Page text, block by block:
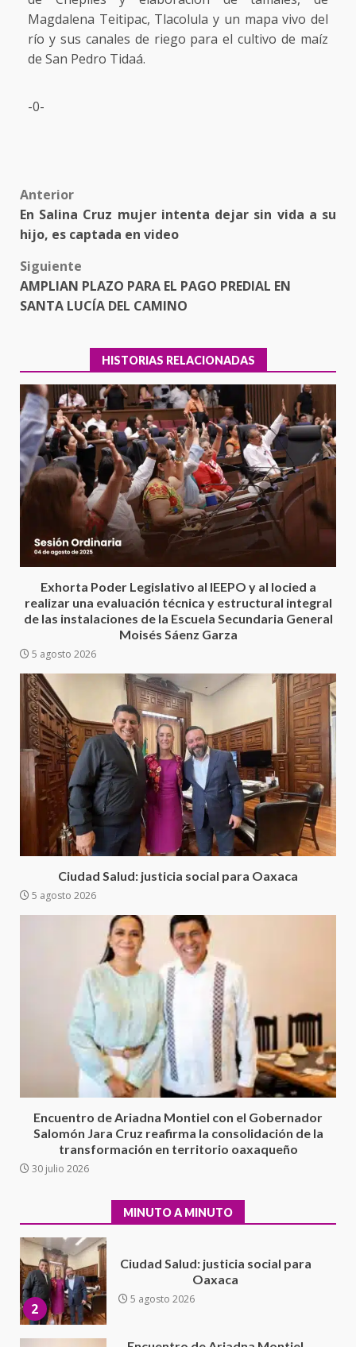
Magdalena Teitipac, Tlacolula y un mapa vivo del
río y sus canales de riego para el cultivo de maíz
de San Pedro Tidaá.
-0-
Post
navigation
Anterior
En Salina Cruz mujer intenta dejar sin vida a su
hijo, es captada en video
Siguiente
AMPLIAN PLAZO PARA EL PAGO PREDIAL EN
SANTA LUCÍA DEL CAMINO
HISTORIAS RELACIONADAS
Exhorta Poder Legislativo al IEEPO y al Iocied a
realizar una evaluación técnica y estructural integral
de las instalaciones de la Escuela Secundaria General
Moisés Sáenz Garza
5 agosto 2026
Ciudad Salud: justicia social para Oaxaca
5 agosto 2026
Encuentro de Ariadna Montiel con el Gobernador
Salomón Jara Cruz reafirma la consolidación de la
transformación en territorio oaxaqueño
30 julio 2026
MINUTO A MINUTO
3
Encuentro de Ariadna Montiel
con el Gobernador Salomón Jara
Cruz reafirma la consolidación
de la transformación en
territorio oaxaqueño
30 julio 2026
4
Juan Mazatlán
20 julio 2026
5
Sanciona Municipio de Oaxaca
de Juárez caso de maltrato
animal tras denuncia ciudadana
16 julio 2026
Detienen a Ernesto Ruffo en Baja
California; FGR lo investiga por
presuntos delitos de
16 julio 2026
Sin paso carretera Oaxaca-
Cuacnopalan
26 junio 2026
Exhorta Poder Legislativo al
IEEPO y al Iocied a realizar una
evaluación técnica y estructural
integral de las instalaciones de la
Moisés Sáenz Garza
5 agosto 2026
5 agosto 2026
3
con el Gobernador Salomón Jara
Cruz reafirma la consolidación
de la transformación en